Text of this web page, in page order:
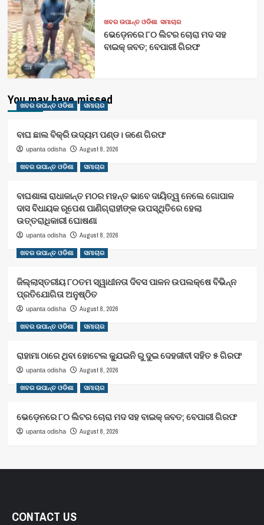
ଖବର ଉପାନ୍ତ ଓଡିଶା ସମାଚାର
ଭେଡ଼େନରେ ୮୦ ଲିଟର ଚୋରା ମଦ ସହ
ବାଇକ୍ ଜବତ; ବେପାରୀ ଗିରଫ
You may have missed
ଖବର ଉପାନ୍ତ ଓଡିଶା ସମାଚାର
ବାଘ ଛାଲ ବିକ୍ରି ଉଦ୍ୟମ ପଣ୍ଡ। ଜଣେ ଗିରଫ
upanta odisha August 8, 2026
ଖବର ଉପାନ୍ତ ଓଡିଶା ସମାଚାର
ବାଘଶାଳା ରାଧାକାନ୍ତ ମଠର ମହନ୍ତ ଭାବେ ଦାୟିତ୍ୱ ନେଲେ ଗୋପାଳ
ଦାସ ବିଧାୟକ ରୂପେଶ ପାଣିଗ୍ରାହୀଙ୍କ ଉପସ୍ଥିତିରେ ହେଲା
ଉତ୍ତରାଧିକାରୀ ଘୋଷଣା
upanta odisha August 8, 2026
ଖବର ଉପାନ୍ତ ଓଡିଶା ସମାଚାର
ଜିଲ୍ଲାସ୍ତରୀୟ ୮୦ତମ ସ୍ୱାଧୀନତା ଦିବସ ପାଳନ ଉପଲକ୍ଷେ ବିଭିନ୍ନ
ପ୍ରତିଯୋଗିତା ଅନୁଷ୍ଠିତ
upanta odisha August 8, 2026
ଖବର ଉପାନ୍ତ ଓଡିଶା ସମାଚାର
ରାହାମା ଠାରେ ଥିବା ହୋଟେଲ କ୍ଯୁଇନି ରୁ ଦୁଇ ଦେହଜୀବୀ ସହିତ ୫ ଗିରଫ
upanta odisha August 8, 2026
ଖବର ଉପାନ୍ତ ଓଡିଶା ସମାଚାର
ଭେଡ଼େନରେ ୮୦ ଲିଟର ଚୋରା ମଦ ସହ ବାଇକ୍ ଜବତ; ବେପାରୀ ଗିରଫ
upanta odisha August 8, 2026
CONTACT US